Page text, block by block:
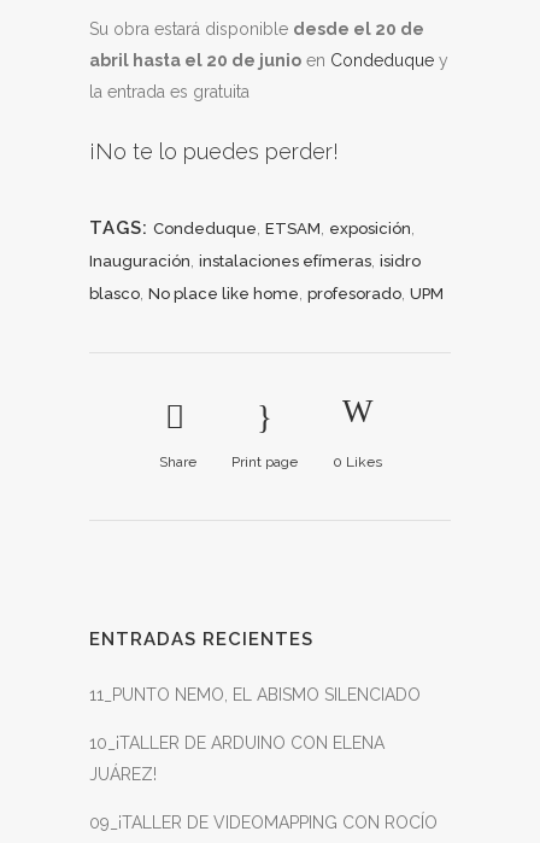
Su obra estará disponible desde el 20 de
abril hasta el 20 de junio en Condeduque y
la entrada es gratuita
¡No te lo puedes perder!
TAGS: Condeduque ETSAM exposición
Inauguración instalaciones efímeras isidro
blasco No place like home profesorado UPM
Share Print page 0 Likes
ENTRADAS RECIENTES
11_PUNTO NEMO, EL ABISMO SILENCIADO
10_¡TALLER DE ARDUINO CON ELENA
JUÁREZ!
09_¡TALLER DE VIDEOMAPPING CON ROCÍO